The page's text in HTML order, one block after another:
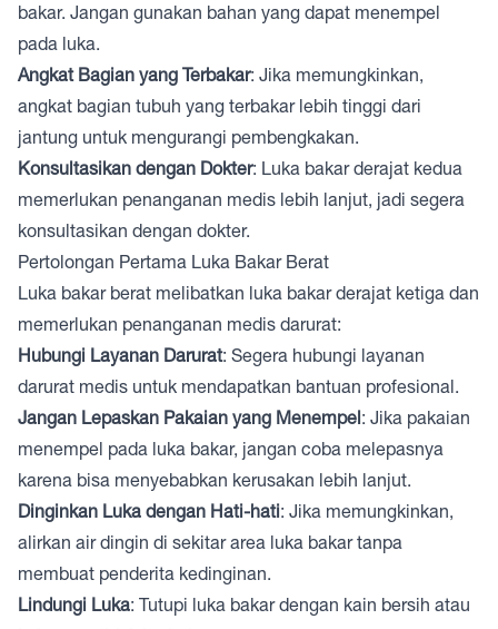
bakar. Jangan gunakan bahan yang dapat menempel
pada luka.
Angkat Bagian yang Terbakar: Jika memungkinkan,
angkat bagian tubuh yang terbakar lebih tinggi dari
jantung untuk mengurangi pembengkakan.
Konsultasikan dengan Dokter: Luka bakar derajat kedua
memerlukan penanganan medis lebih lanjut, jadi segera
konsultasikan dengan dokter.
Pertolongan Pertama Luka Bakar Berat
Luka bakar berat melibatkan luka bakar derajat ketiga dan
memerlukan penanganan medis darurat:
Hubungi Layanan Darurat: Segera hubungi layanan
darurat medis untuk mendapatkan bantuan profesional.
Jangan Lepaskan Pakaian yang Menempel: Jika pakaian
menempel pada luka bakar, jangan coba melepasnya
karena bisa menyebabkan kerusakan lebih lanjut.
Dinginkan Luka dengan Hati-hati: Jika memungkinkan,
alirkan air dingin di sekitar area luka bakar tanpa
membuat penderita kedinginan.
Lindungi Luka: Tutupi luka bakar dengan kain bersih atau